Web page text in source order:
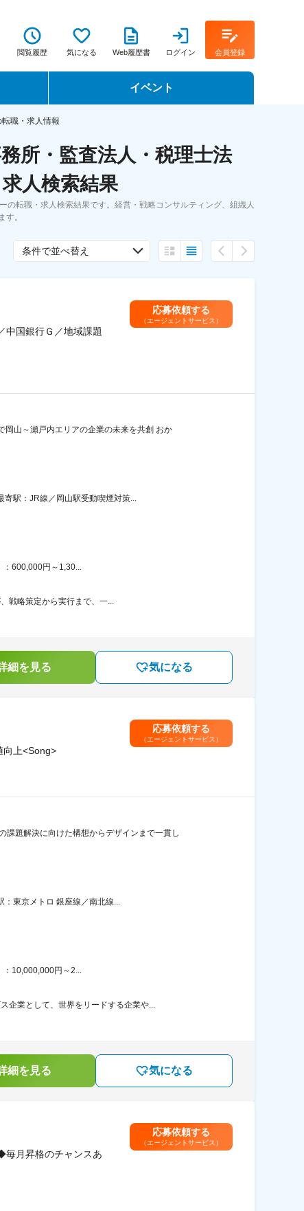
閲覧履歴 気になる Web履歴書 ログイン 会員登録
イベント
転職フェア
転職セミナー動画
職・求人情報
所・監査法人・税理士法
人検索結果
転職・求人検索結果です。経営・戦略コンサルティング、組織人
。
条件で並べ替え
中国銀行Ｇ／地域課題
応募依頼する
（エージェントサービス）
岡山～瀬戸内エリアの企業の未来を共創 おか
駅：JR線／岡山駅受動喫煙対策...
600,000円～1,30...
略策定から実行まで、一...
細を見る 気になる
向上<Song>
応募依頼する
（エージェントサービス）
課題解決に向けた構想からデザインまで一貫し
東京メトロ 銀座線／南北線...
10,000,000円～2...
企業として、世界をリードする企業や...
細を見る 気になる
毎月昇格のチャンスあ
応募依頼する
（エージェントサービス）